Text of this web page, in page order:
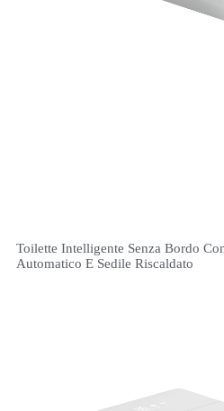
Toilette Intelligente Senza Bordo
Automatico E Sedile Riscaldato